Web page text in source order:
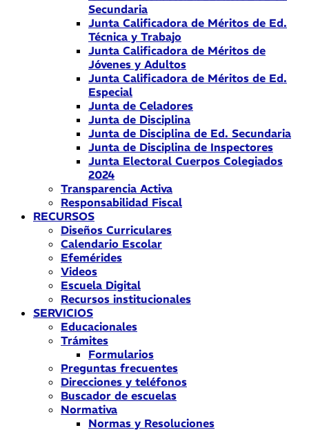
Secundaria
Junta Calificadora de Méritos de Ed.
Técnica y Trabajo
Junta Calificadora de Méritos de
Jóvenes y Adultos
Junta Calificadora de Méritos de Ed.
Especial
Junta de Celadores
Junta de Disciplina
Junta de Disciplina de Ed. Secundaria
Junta de Disciplina de Inspectores
Junta Electoral Cuerpos Colegiados
2024
Transparencia Activa
Responsabilidad Fiscal
RECURSOS
Diseños Curriculares
Calendario Escolar
Efemérides
Videos
Escuela Digital
Recursos institucionales
SERVICIOS
Educacionales
Trámites
Formularios
Preguntas frecuentes
Direcciones y teléfonos
Buscador de escuelas
Normativa
Normas y Resoluciones